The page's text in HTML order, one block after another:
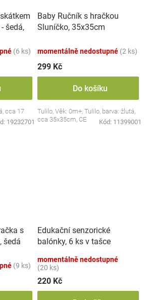
šedá,
(6 ks)
cca 17
19232701
Baby Ručník s hračkou
Sluníčko, 35x35cm
momentálně nedostupné (2 ks)
299 Kč
Do košíku
Tulilo, Věk: 0m+, Tulilo, barva: žlutá,
cca 35x35cm, CE
Kód: 11399001
s
šedá
(9 ks)
Edukační senzorické
balónky, 6 ks v tašce
momentálně nedostupné
(20 ks)
220 Kč